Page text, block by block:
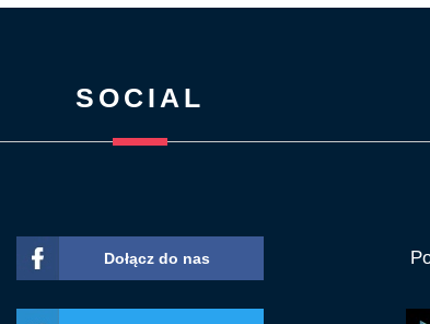
SOCIAL
Dołącz do nas